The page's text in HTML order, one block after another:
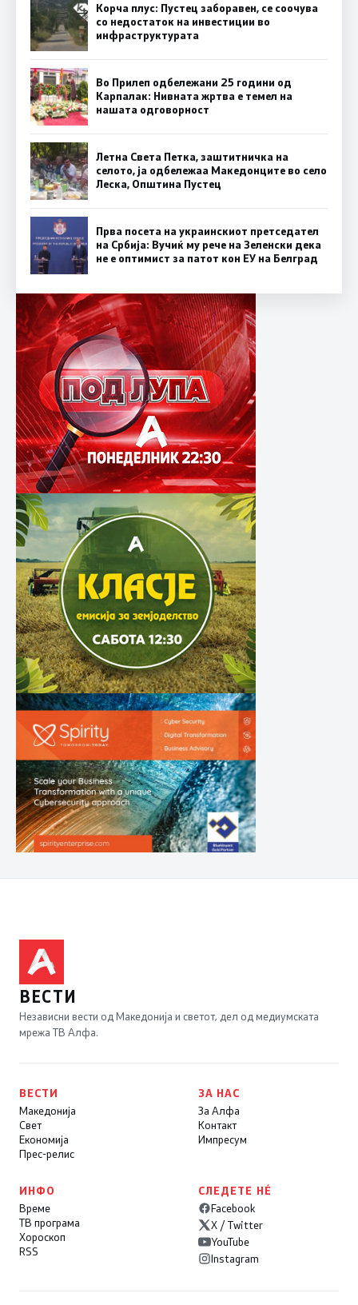
Корча плус: Пустец заборавен, се соочува
со недостаток на инвестиции во
инфраструктурата
Во Прилеп одбележани 25 години од
Карпалак: Нивната жртва е темел на
нашата одговорност
Летна Света Петка, заштитничка на
селото, ја одбележаа Македонците во село
Леска, Општина Пустец
Прва посета на украинскиот претседател
на Србија: Вучиќ му рече на Зеленски дека
не е оптимист за патот кон ЕУ на Белград
ВЕСТИ
Независни вести од Македонија и светот, дел од медиумската
мрежа ТВ Алфа.
ВЕСТИ
Македонија
Свет
Економија
Прес-релис
ЗА НАС
За Алфа
Контакт
Импресум
ИНФО
Време
ТВ програма
Хороскоп
RSS
СЛЕДЕТЕ НÉ
Facebook
X / Twitter
YouTube
Instagram